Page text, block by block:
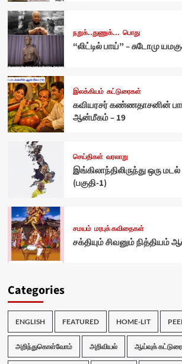
நறுக்..துணுக்... பொது
“லிட்டில் பாய்” – சுடோமு
இலக்கியம் கட்டுரைகள்
கவியரசர் கண்ணதாசனின்
ஆன்மீகம் – 19
செய்திகள் வரலாறு
இங்கிலாந்திலிருந்து ஒரு மடல்
(பகுதி-1)
சமயம் மரபுக் கவிதைகள்
சக்தியும் சிவனும் நித்தியம்
Categories
ENGLISH FEATURED HOME-LIT
அறிந்துகொள்வோம் அறிவியல் ஆய்வுக்